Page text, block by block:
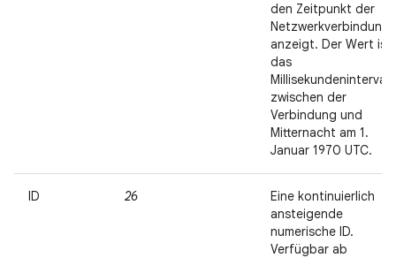
den Zeitpunkt der
Netzwerkverbindung
anzeigt. Der Wert ist
das
Millisekundenintervall
zwischen der
Verbindung und
Mitternacht am 1.
Januar 1970 UTC.
ID 26
Eine kontinuierlich
ansteigende
numerische ID.
Verfügbar ab